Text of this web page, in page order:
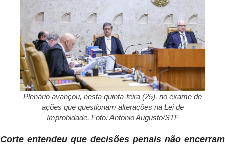
Plenário avançou, nesta quinta-feira (25), no exame de
ações que questionam alterações na Lei de
Improbidade. Foto: Antonio Augusto/STF
Corte entendeu que decisões penais não encerram